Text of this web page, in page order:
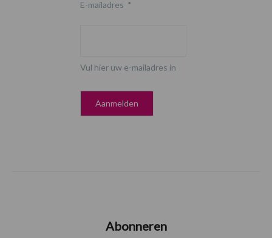
E-mailadres *
Vul hier uw e-mailadres in
Abonneren